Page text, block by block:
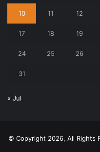
10 11 12
17 18 19
24 25 26
31
« Jul
© Copyright 2026, All Rights